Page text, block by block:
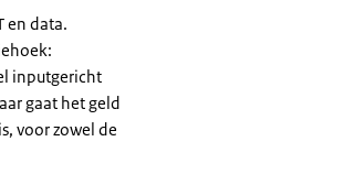
en data.
inputgericht
gaat het geld
voor zowel de